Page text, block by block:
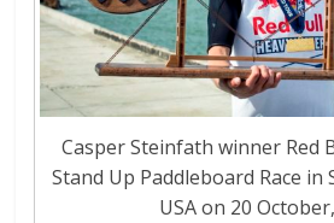
Casper Steinfath winner Red
Stand Up Paddleboard Race in
USA on 20